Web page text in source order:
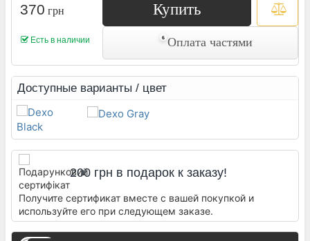
370 грн
Есть в наличии
Купить
Оплата частями
Доступные варианты / цвет
200 грн в подарок к заказу!
Получите сертификат вместе с вашей покупкой и
используйте его при следующем заказе.